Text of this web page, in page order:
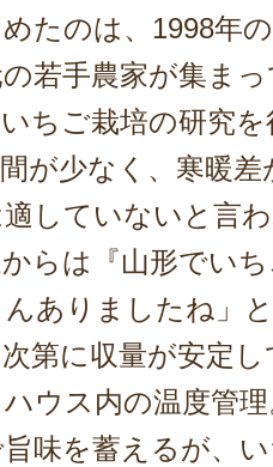
たのは、1998年
若手農家が集ま
ちご栽培の研究
が少なく、寒暖
していないと言
らは『山形でい
ありましたね」
第に収量が安定
ウス内の温度管
味を蓄えるが、